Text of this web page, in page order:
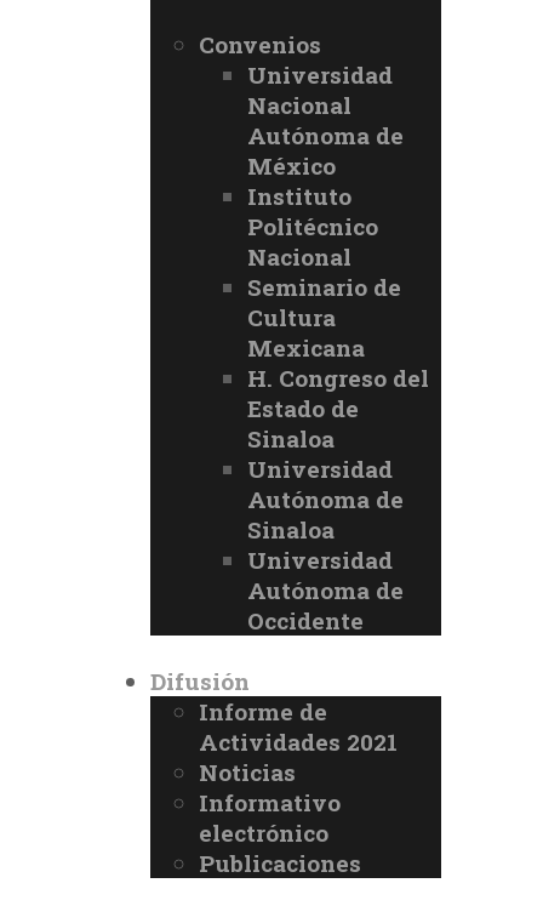
Convenios
Universidad
Nacional
Autónoma de
México
Instituto
Politécnico
Nacional
Seminario de
Cultura
Mexicana
H. Congreso del
Estado de
Sinaloa
Universidad
Autónoma de
Sinaloa
Universidad
Autónoma de
Occidente
Difusión
Informe de
Actividades 2021
Noticias
Informativo
electrónico
Publicaciones